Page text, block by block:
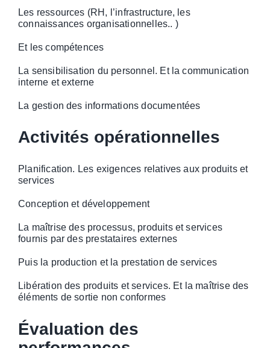
Les ressources (RH, l’infrastructure, les
connaissances organisationnelles.. )
Et les compétences
La sensibilisation du personnel. Et la communication
interne et externe
La gestion des informations documentées
Activités opérationnelles
Planification. Les exigences relatives aux produits et
services
Conception et développement
La maîtrise des processus, produits et services
fournis par des prestataires externes
Puis la production et la prestation de services
Libération des produits et services. Et la maîtrise des
éléments de sortie non conformes
Évaluation des